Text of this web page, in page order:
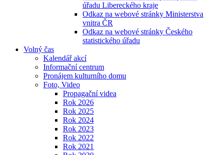
úřadu Libereckého kraje
Odkaz na webové stránky Ministerstva
vnitra ČR
Odkaz na webové stránky Českého
statistického úřadu
Volný čas
Kalendář akcí
Informační centrum
Pronájem kulturního domu
Foto, Video
Propagační videa
Rok 2026
Rok 2025
Rok 2024
Rok 2023
Rok 2022
Rok 2021